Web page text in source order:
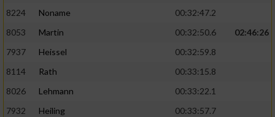
8224
Noname
00:32:47.2
8053
Martin 00:32:50.6
02:46:26
7937
Heissel
00:32:59.8
8114
Rath
00:33:15.8
8026
Lehmann
00:33:22.1
7932
Heiling
00:33:57.7